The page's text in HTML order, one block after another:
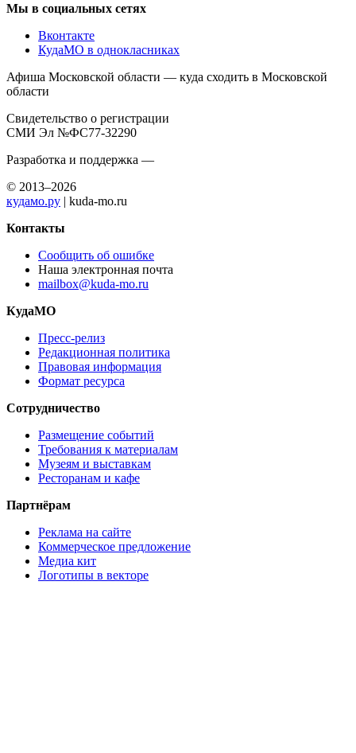
Мы в социальных сетях
Вконтакте
КудаМО в однокласниках
Афиша Московской области — куда сходить в Московской
области
Свидетельство о регистрации
СМИ Эл №ФС77-32290
Разработка и поддержка —
© 2013–2026
кудамо.ру | kuda-mo.ru
Контакты
Сообщить об ошибке
Наша электронная почта
mailbox@kuda-mo.ru
КудаМО
Пресс-релиз
Редакционная политика
Правовая информация
Формат ресурса
Сотрудничество
Размещение событий
Требования к материалам
Музеям и выставкам
Ресторанам и кафе
Партнёрам
Реклама на сайте
Коммерческое предложение
Медиа кит
Логотипы в векторе